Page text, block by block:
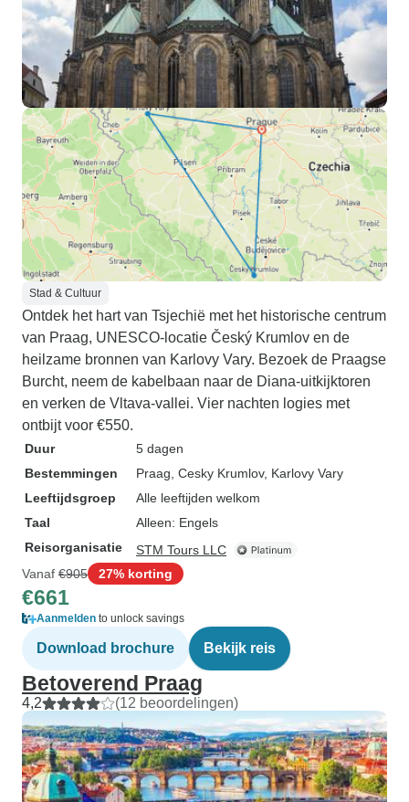
Stad & Cultuur
Ontdek het hart van Tsjechië met het historische centrum
van Praag, UNESCO-locatie Český Krumlov en de
heilzame bronnen van Karlovy Vary. Bezoek de Praagse
Burcht, neem de kabelbaan naar de Diana-uitkijktoren
en verken de Vltava-vallei. Vier nachten logies met
ontbijt voor €550.
Duur
5 dagen
Bestemmingen
Praag , Cesky Krumlov, Karlovy Vary
Leeftijdsgroep
Alle leeftijden welkom
Taal
Alleen: Engels
Reisorganisatie
STM Tours LLC
Vanaf €905 27% korting
€661
Aanmelden to unlock savings
Download brochure Bekijk reis
Betoverend Praag
4,2 (12 beoordelingen)